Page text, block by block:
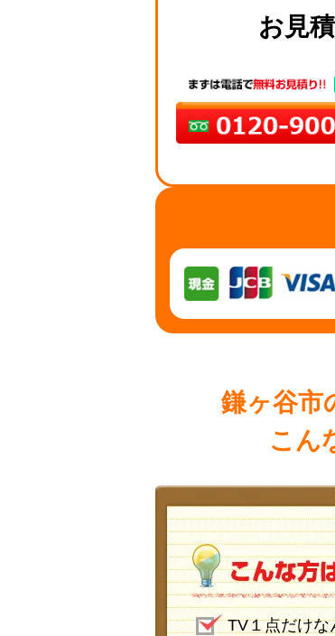
お見
鎌ヶ谷市
こん
TV１点だけ